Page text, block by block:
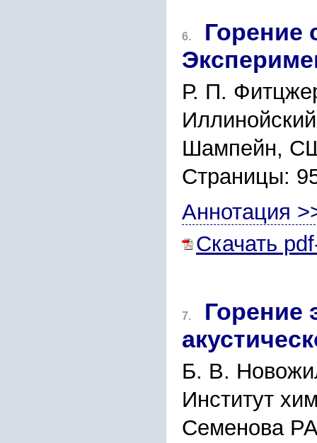
6.
Горение
Р. П.
Шампейн,
Страницы:
Аннотация
Скачать
7.
Горение
Б. В.
Институт
Семенова